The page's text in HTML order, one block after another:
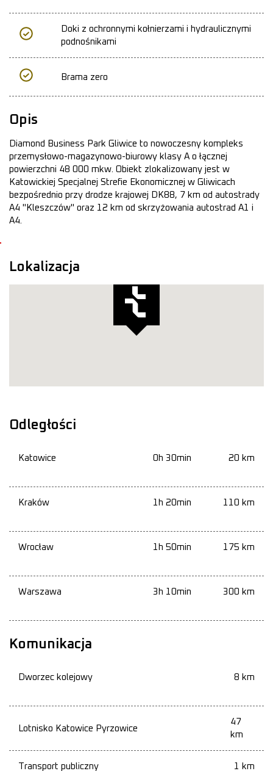
Doki z ochronnymi kołnierzami i hydraulicznymi
podnośnikami
Brama zero
Opis
Diamond Business Park Gliwice to nowoczesny kompleks
przemysłowo-magazynowo-biurowy klasy A o łącznej
powierzchni 48 000 mkw. Obiekt zlokalizowany jest w
Katowickiej Specjalnej Strefie Ekonomicznej w Gliwicach
bezpośrednio przy drodze krajowej DK88, 7 km od autostrady
A4 "Kleszczów" oraz 12 km od skrzyżowania autostrad A1 i
A4.
Lokalizacja
Odległości
Katowice 0h 30min 20 km
Kraków 1h 20min 110 km
Wrocław 1h 50min 175 km
Warszawa 3h 10min 300 km
Komunikacja
Dworzec kolejowy 8 km
Lotnisko Katowice Pyrzowice
47
km
Transport publiczny 1 km